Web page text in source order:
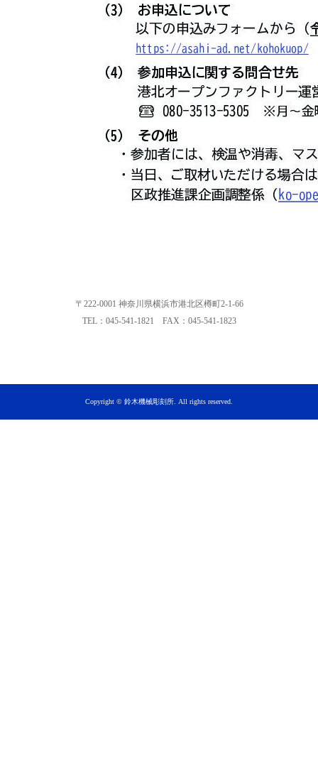
〒222-0001 神奈川県横浜市港北区樽町2-1-66
TEL：045-541-1821 FAX：045-541-1823
Copyright © 鈴木機械彫刻所. All rights reserved.